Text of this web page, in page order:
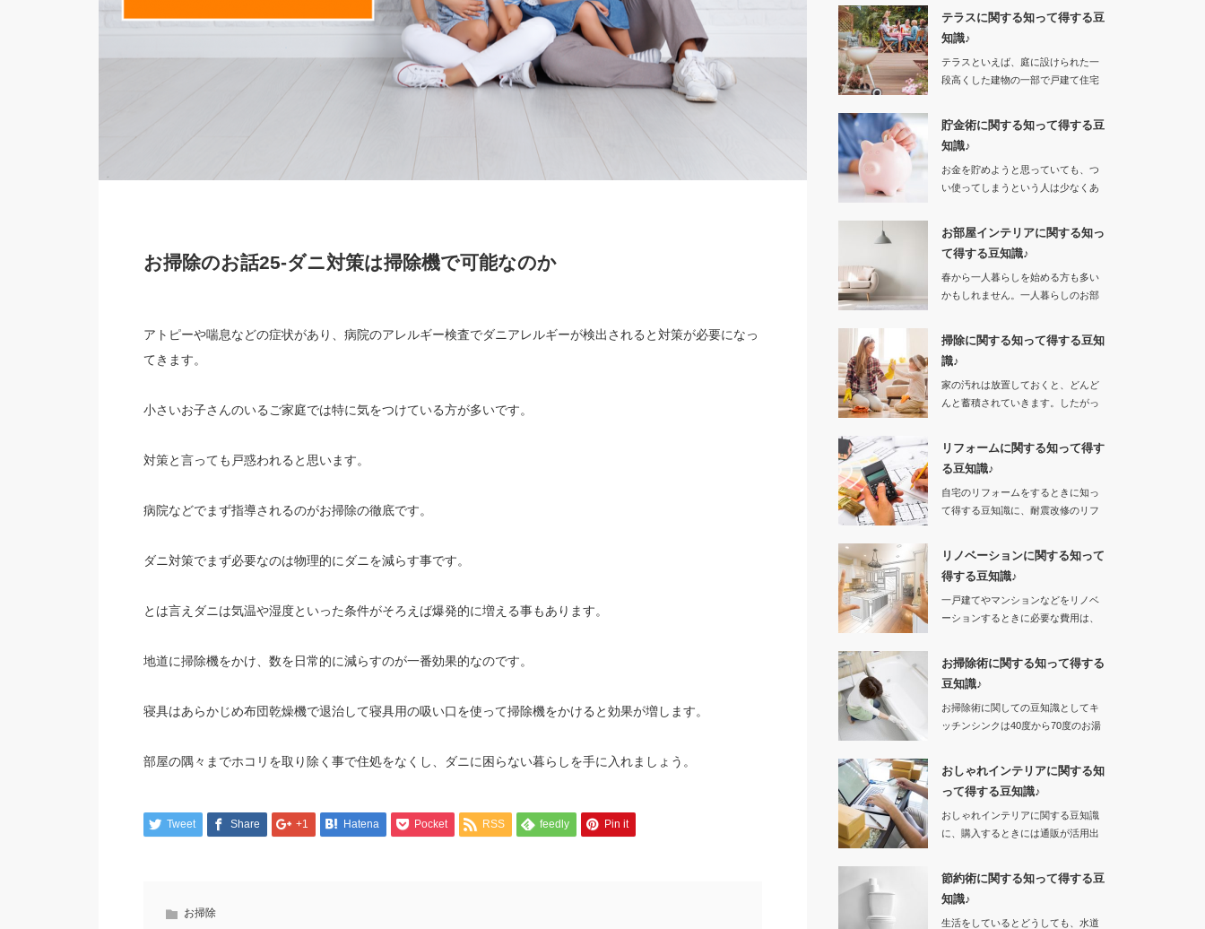
お掃除のお話25-ダニ対策は掃除機で可能なのか
アトピーや喘息などの症状があり、病院のアレルギー検査でダニアレルギーが検出されると対策が必要になっ
てきます。
小さいお子さんのいるご家庭では特に気をつけている方が多いです。
対策と言っても戸惑われると思います。
病院などでまず指導されるのがお掃除の徹底です。
ダニ対策でまず必要なのは物理的にダニを減らす事です。
とは言えダニは気温や湿度といった条件がそろえば爆発的に増える事もあります。
地道に掃除機をかけ、数を日常的に減らすのが一番効果的なのです。
寝具はあらかじめ布団乾燥機で退治して寝具用の吸い口を使って掃除機をかけると効果が増します。
部屋の隅々までホコリを取り除く事で住処をなくし、ダニに困らない暮らしを手に入れましょう。
Tweet Share +1 Hatena Pocket RSS feedly Pin it
お掃除
テラスに関する知って得する豆
知識♪
テラスといえば、庭に設けられた一
段高くした建物の一部で戸建て住宅
貯金術に関する知って得する豆
知識♪
お金を貯めようと思っていても、つ
い使ってしまうという人は少なくあ
お部屋インテリアに関する知っ
て得する豆知識♪
春から一人暮らしを始める方も多い
かもしれません。一人暮らしのお部
掃除に関する知って得する豆知
識♪
家の汚れは放置しておくと、どんど
んと蓄積されていきます。したがっ
リフォームに関する知って得す
る豆知識♪
自宅のリフォームをするときに知っ
て得する豆知識に、耐震改修のリフ
リノベーションに関する知って
得する豆知識♪
一戸建てやマンションなどをリノベ
ーションするときに必要な費用は、
お掃除術に関する知って得する
豆知識♪
お掃除術に関しての豆知識としてキ
ッチンシンクは40度から70度のお湯
おしゃれインテリアに関する知
って得する豆知識♪
おしゃれインテリアに関する豆知識
に、購入するときには通販が活用出
節約術に関する知って得する豆
知識♪
生活をしているとどうしても、水道